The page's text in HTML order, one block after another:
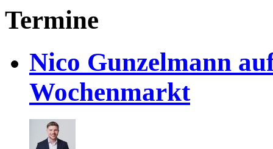
Termine
Nico Gunzelmann
Wochenmarkt